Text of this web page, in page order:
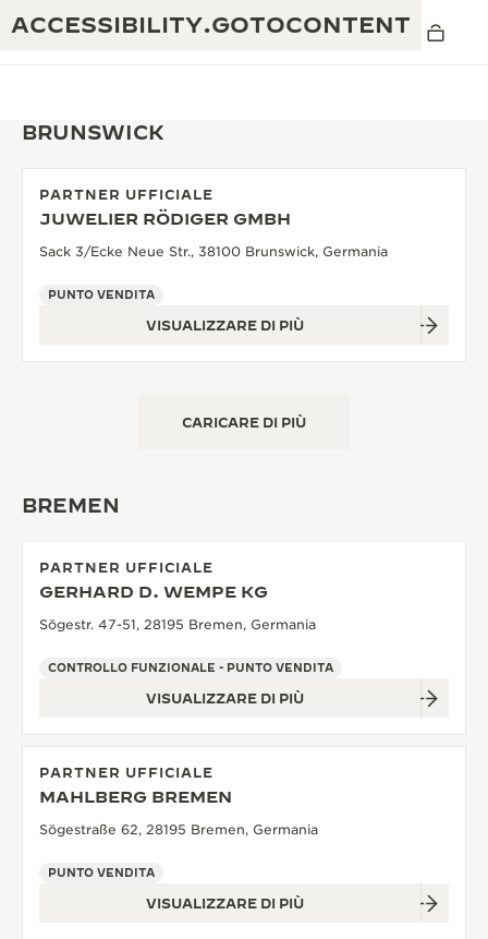
ACCESSIBILITY.GOTOCONTENT
GARANZIA JAEGER-LECOULTRE
THE GOLDEN RATIO MUSICAL SHOW
IL REVERSO 1931 CAFÉ
THE DREAM SHAPER
THE STELLAR ODYSSEY
VEDERE TUTTI GLI EVENTI
ECCELLENZA: OLTRE 190 ANNI DI TRADIZIONE
MAESTRIA: 108 MESTIERI
BRUNSWICK
PARTNER UFFICIALE
JUWELIER RÖDIGER GMBH
Sack 3/Ecke Neue Str., 38100 Brunswick, Germania
PUNTO VENDITA
VISUALIZZARE DI PIÙ
CARICARE DI PIÙ
BREMEN
PARTNER UFFICIALE
GERHARD D. WEMPE KG
Sögestr. 47-51, 28195 Bremen, Germania
CONTROLLO FUNZIONALE - PUNTO VENDITA
VISUALIZZARE DI PIÙ
PARTNER UFFICIALE
MAHLBERG BREMEN
Sögestraße 62, 28195 Bremen, Germania
PUNTO VENDITA
VISUALIZZARE DI PIÙ